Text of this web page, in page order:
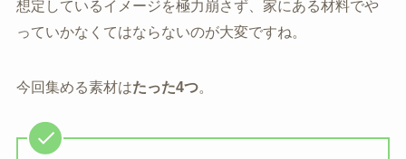
想定しているイメージを極力崩さず、家にある材料でや
っていかなくてはならないのが大変ですね。
今回集める素材はたった4つ。